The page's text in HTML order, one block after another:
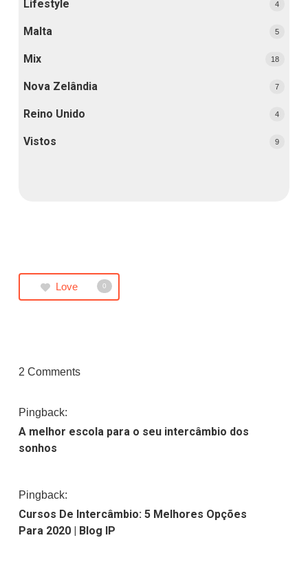
Lifestyle 4
Malta 5
Mix 18
Nova Zelândia 7
Reino Unido 4
Vistos 9
Love 0
2 Comments
Pingback:
A melhor escola para o seu intercâmbio dos
sonhos
Pingback:
Cursos De Intercâmbio: 5 Melhores Opções
Para 2020 | Blog IP